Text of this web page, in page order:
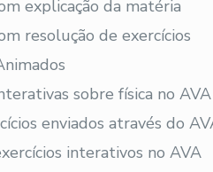
explicação da matéria
resolução de exercícios
sobre física no AVA
enviados através do
interativos no AVA